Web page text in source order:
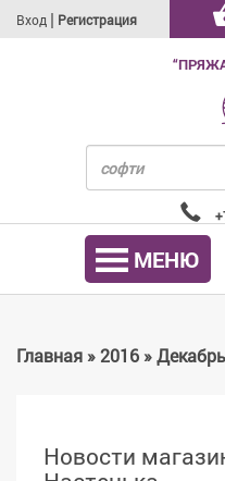
Вход | Регистрация
МЕНЮ
Главная»2016»Декабрь
Новости